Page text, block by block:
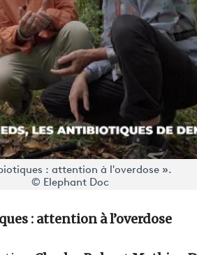
: attention à l'overdose ».
© Elephant Doc
: attention à l’overdose